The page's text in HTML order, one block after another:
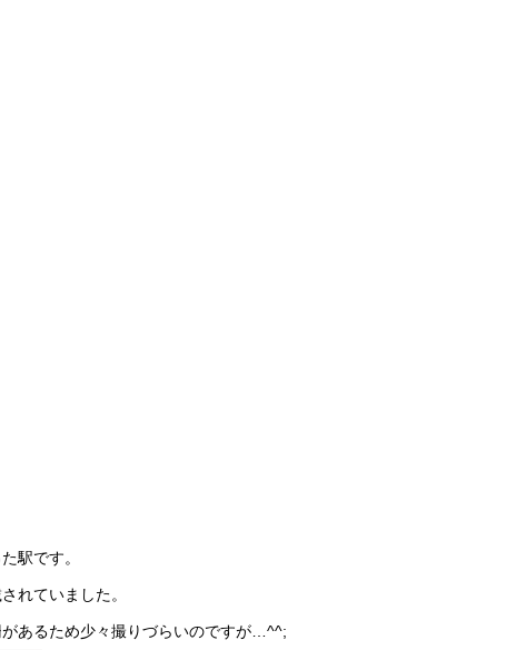
駅です。
れていました。
あるため少々撮りづらいのですが…^^;